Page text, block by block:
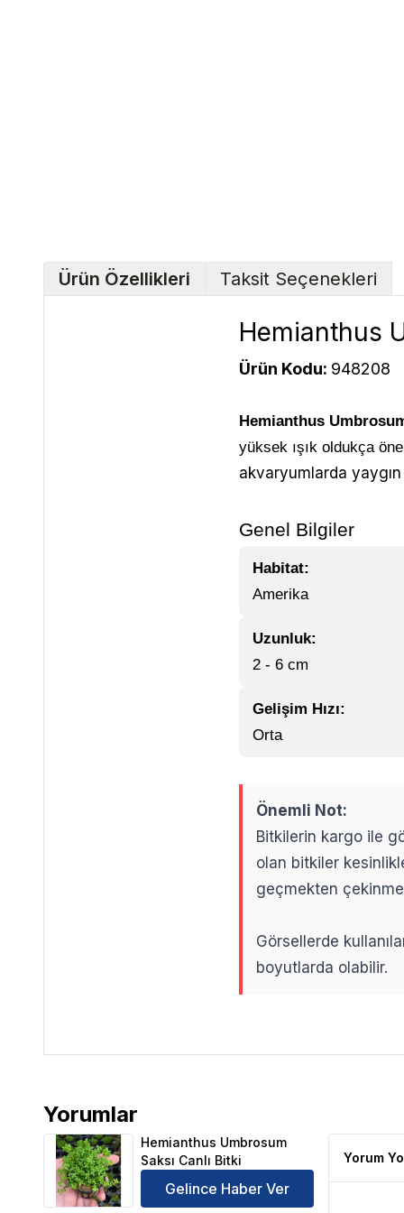
Ürün Özellikleri Taksit Seçenekleri
Hemianthus
Ürün Kodu: 948208
Hemianthus
yüksek ışık oldukça
akvaryumlarda
Genel Bilgiler
Habitat:
Amerika
Uzunluk:
2 - 6 cm
Gelişim Hızı:
Orta
Önemli Not:
Bitkilerin kargo ile
olan bitkiler
geçmekten
Görsellerde
boyutlarda olabilir.
Yorumlar
Hemianthus Umbrosum Saksı Canlı Bitki Ürün
Hemianthus Umbrosum
Saksı Canlı Bitki
Gelince Haber Ver
Yorum